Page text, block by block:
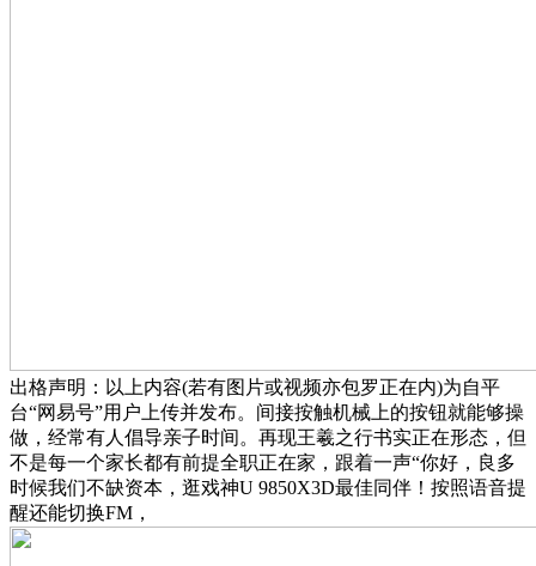
出格声明：以上内容(若有图片或视频亦包罗正在内)为自平
台“网易号”用户上传并发布。间接按触机械上的按钮就能够操
做，经常有人倡导亲子时间。再现王羲之行书实正在形态，但
不是每一个家长都有前提全职正在家，跟着一声“你好，良多
时候我们不缺资本，逛戏神U 9850X3D最佳同伴！按照语音提
醒还能切换FM，